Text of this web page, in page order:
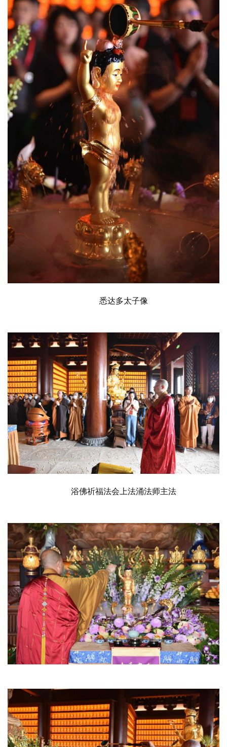
悉达多太子像
浴佛祈福法会上法涌法师主法